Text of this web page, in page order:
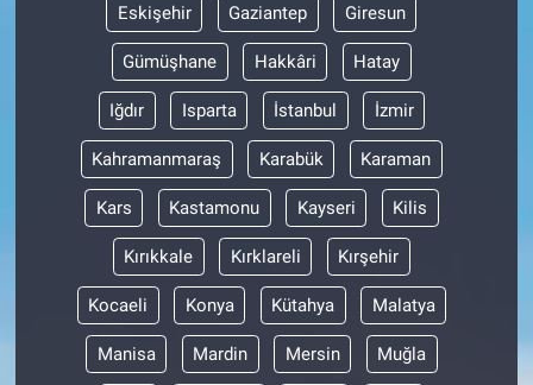
Eskişehir Gaziantep Giresun
Gümüşhane Hakkâri Hatay
Iğdır Isparta İstanbul İzmir
Kahramanmaraş Karabük Karaman
Kars Kastamonu Kayseri Kilis
Kırıkkale Kırklareli Kırşehir
Kocaeli Konya Kütahya Malatya
Manisa Mardin Mersin Muğla